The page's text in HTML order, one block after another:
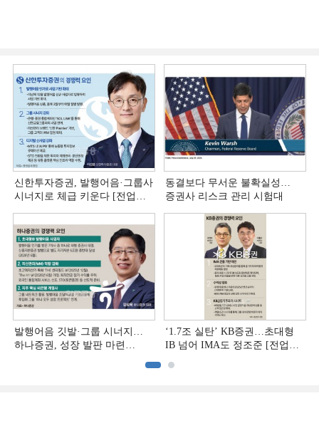
신한투자증권, 발행어음·그룹사
시너지로 체급 키운다 [전업계
동결보다 무서운 불확실성…
증권사 리스크 관리 시험대
발행어음 깃발·그룹 시너지…
하나증권, 성장 발판 마련
‘1.7조 실탄’ KB증권…초대형
IB 넘어 IMA도 정조준 [전업계